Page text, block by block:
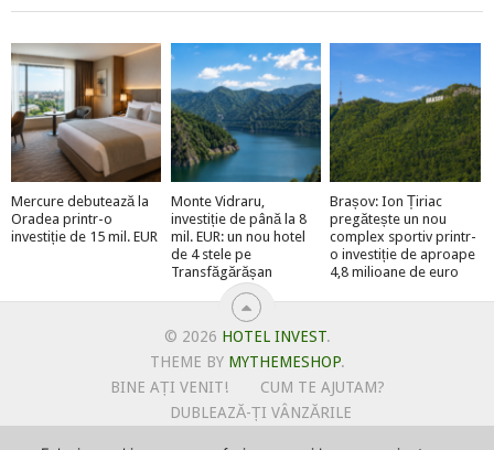
Mercure debutează la
Oradea printr-o
investiție de 15 mil. EUR
Monte Vidraru,
investiție de până la 8
mil. EUR: un nou hotel
de 4 stele pe
Transfăgărășan
Brașov: Ion Țiriac
pregătește un nou
complex sportiv printr-
o investiție de aproape
4,8 milioane de euro
© 2026 HOTEL INVEST.
THEME BY MYTHEMESHOP.
BINE AȚI VENIT!
CUM TE AJUTAM?
DUBLEAZĂ-ȚI VÂNZĂRILE